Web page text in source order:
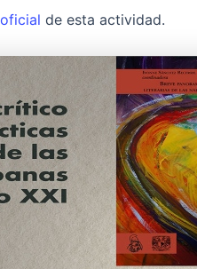
de esta actividad.